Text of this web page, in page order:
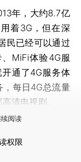
年，大约8.7亿
着3G，但在深
民已经可以通过
MiFi体验4G服
通了4G服务体
，每日4G总流量
清电视剧。
阅读
权限